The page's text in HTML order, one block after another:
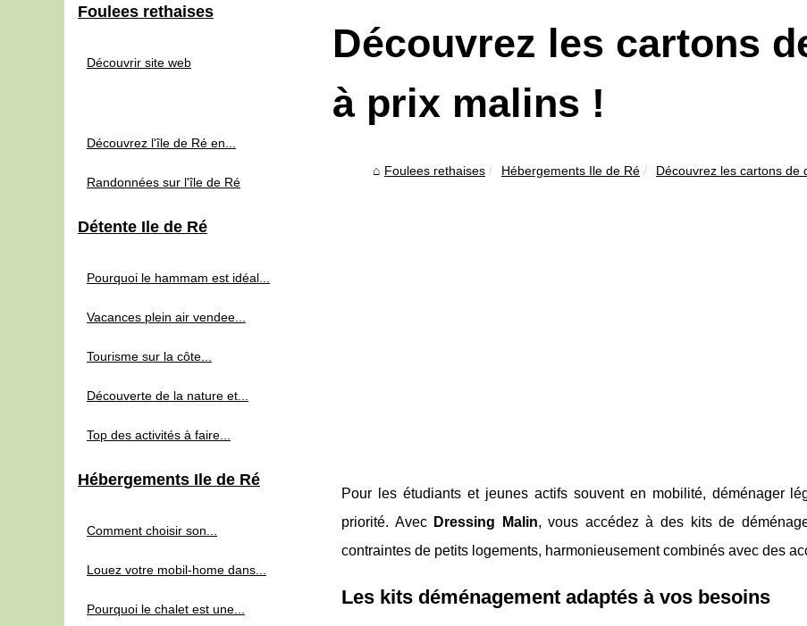
Découvrez les cartons
à prix malins !
Foulees rethaises Hébergements Ile de Ré Découvrez les cartons de
Pour les étudiants et jeunes actifs souvent en mobilité, déménager
priorité. Avec Dressing Malin, vous accédez à des kits de
contraintes de petits logements, harmonieusement combinés avec des
Les kits déménagement adaptés à vos besoins
Foulees rethaises
Découvrir site web
Découvrez l'île de Ré en...
Randonnées sur l'île de Ré
Détente Ile de Ré
Pourquoi le hammam est idéal...
Vacances plein air vendee...
Tourisme sur la côte...
Découverte de la nature et...
Top des activités à faire...
Hébergements Ile de Ré
Comment choisir son...
Louez votre mobil-home dans...
Pourquoi le chalet est une...